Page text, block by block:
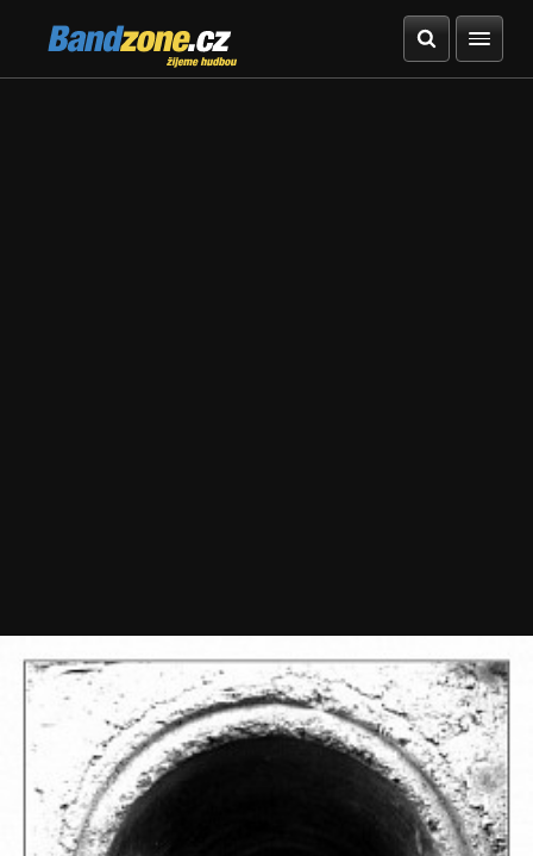
Bandzone.cz
žijeme hudbou